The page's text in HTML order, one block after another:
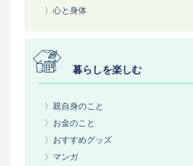
〉心と身体
暮らしを楽しむ
〉親自身のこと
〉お金のこと
〉おすすめグッズ
〉マンガ